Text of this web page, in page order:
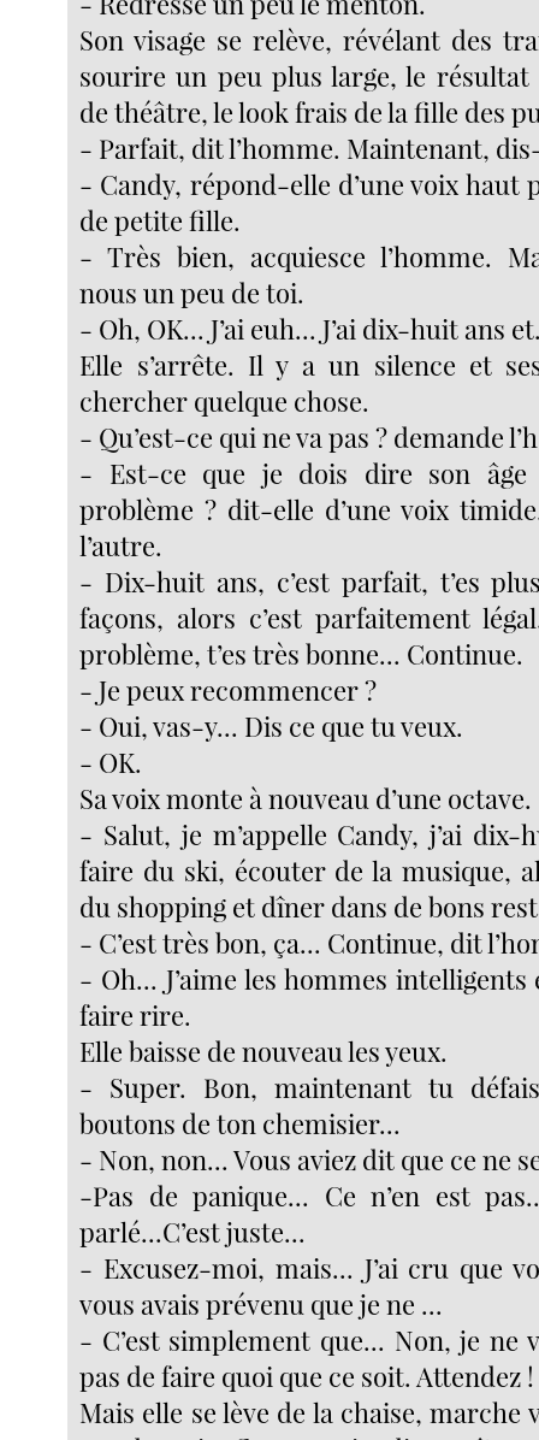
Son visage se relève, révélant des
sourire un peu plus large, le résultat
de théâtre, le look frais de la fille des
- Parfait, dit l’homme. Maintenant,
- Candy, répond-elle d’une voix haut
de petite fille.
- Très bien, acquiesce l’homme.
nous un peu de toi.
- Oh, OK... J’ai euh... J’ai dix-huit ans
Elle s’arrête. Il y a un silence et
chercher quelque chose.
- Qu’est-ce qui ne va pas ? demande
- Est-ce que je dois dire son âge
problème ? dit-elle d’une voix
l’autre.
- Dix-huit ans, c’est parfait, t’es
façons, alors c’est parfaitement
problème, t’es très bonne... Continue.
- Je peux recommencer ?
- Oui, vas-y... Dis ce que tu veux.
- OK.
Sa voix monte à nouveau d’une octave.
- Salut, je m’appelle Candy, j’ai dix-
faire du ski, écouter de la musique,
du shopping et dîner dans de bons
- C’est très bon, ça... Continue, dit
- Oh... J’aime les hommes
faire rire.
Elle baisse de nouveau les yeux.
- Super. Bon, maintenant tu
boutons de ton chemisier...
- Non, non... Vous aviez dit que ce ne
-Pas de panique... Ce n’en est
parlé...C’est juste...
- Excusez-moi, mais... J’ai cru que
vous avais prévenu que je ne ...
- C’est simplement que... Non, je ne
pas de faire quoi que ce soit. Attendez !
Mais elle se lève de la chaise, marche